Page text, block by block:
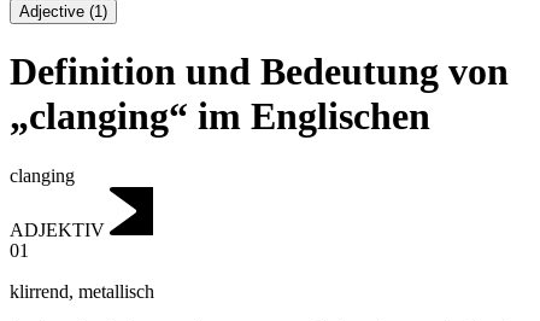
Adjective (1)
Definition und Bedeutung von
„clanging“ im Englischen
clanging
ADJEKTIV
01
klirrend, metallisch